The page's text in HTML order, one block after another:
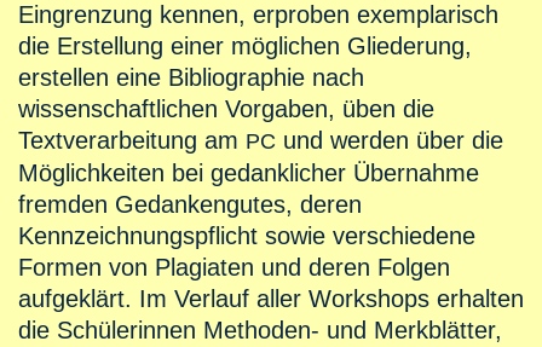
Eingrenzung kennen, erproben exemplarisch
die Erstellung einer möglichen Gliederung,
erstellen eine Bibliographie nach
wissenschaftlichen Vorgaben, üben die
Textverarbeitung am PC und werden über die
Möglichkeiten bei gedanklicher Übernahme
fremden Gedankengutes, deren
Kennzeichnungspflicht sowie verschiedene
Formen von Plagiaten und deren Folgen
aufgeklärt. Im Verlauf aller Workshops erhalten
die Schülerinnen Methoden- und Merkblätter,